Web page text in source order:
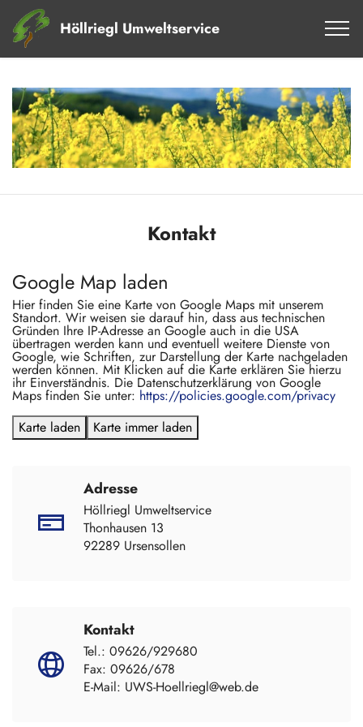
Höllriegl Umweltservice
Kontakt
Adresse
Höllriegl Umweltservice
Thonhausen 13
92289 Ursensollen
Kontakt
Tel.: 09626/929680
Fax: 09626/678
E-Mail: UWS-Hoellriegl@web.de
Google Map laden
Hier finden Sie eine Karte von Google Maps mit unserem
Standort. Wir weisen sie darauf hin, dass aus technischen
Gründen Ihre IP-Adresse an Google auch in die USA
übertragen werden kann und eventuell weitere Dienste von
Google, wie Schriften, zur Darstellung der Karte nachgeladen
werden können. Mit Klicken auf die Karte erklären Sie hierzu
ihr Einverständnis. Die Datenschutzerklärung von Google
Maps finden Sie unter: https://policies.google.com/privacy
Karte laden
Karte immer laden